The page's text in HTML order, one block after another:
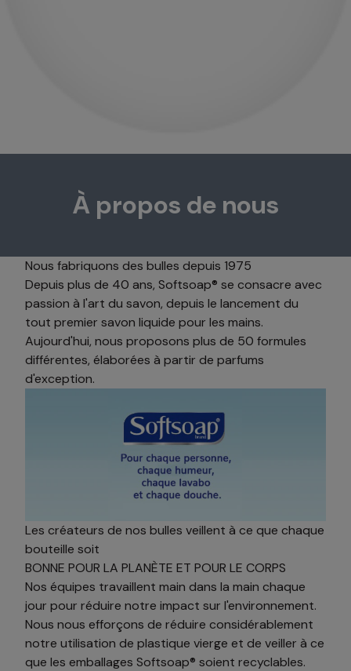
À propos de nous
Nous fabriquons des bulles depuis 1975
Depuis plus de 40 ans, Softsoap® se consacre avec
passion à l'art du savon, depuis le lancement du
tout premier savon liquide pour les mains.
Aujourd'hui, nous proposons plus de 50 formules
différentes, élaborées à partir de parfums
d'exception.
Les créateurs de nos bulles veillent à ce que chaque
bouteille soit
BONNE POUR LA PLANÈTE ET POUR LE CORPS
Nos équipes travaillent main dans la main chaque
jour pour réduire notre impact sur l'environnement.
Nous nous efforçons de réduire considérablement
notre utilisation de plastique vierge et de veiller à ce
que les emballages Softsoap® soient recyclables.